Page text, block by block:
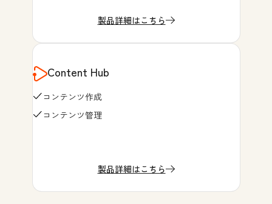
製品詳細はこちら
Content Hub
コンテンツ作成
コンテンツ管理
製品詳細はこちら